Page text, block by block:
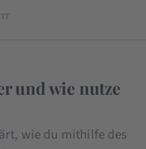
und wie nutze
wie du mithilfe des